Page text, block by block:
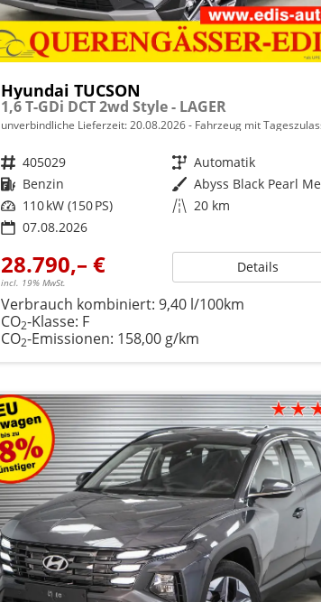
Hyundai TUCSON
1,6 T-GDi DCT 2wd Style - LAGER
unverbindliche Lieferzeit:20.08.2026 Fahrzeug mit
Fahrzeugnr. 405029 Getriebe Automatik
Kraftstoff Benzin Außenfarbe
Leistung 110 kW (150 PS) Kilometerstand 20 km
07.08.2026
28.790,– €
incl. 19% MwSt.
Details
Verbrauch kombiniert: 9,40 l/100km
CO2-Klasse: F
CO2-Emissionen: 158,00 g/km